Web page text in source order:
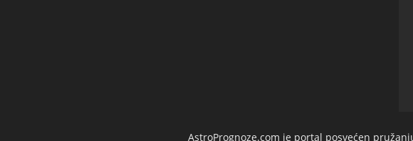
AstroPrognoze.com je portal posvećen